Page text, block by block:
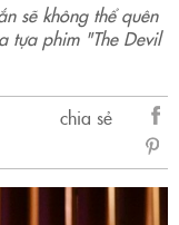
sẽ không thể quên
tựa phim "The Devil
chia sẻ
sẻ